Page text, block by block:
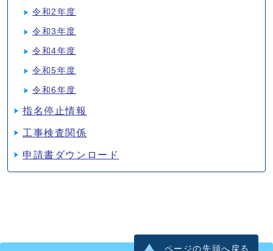
令和2年度
令和3年度
令和4年度
令和5年度
令和6年度
指名停止情報
工事検査関係
申請書ダウンロード
ページの先頭へ戻る